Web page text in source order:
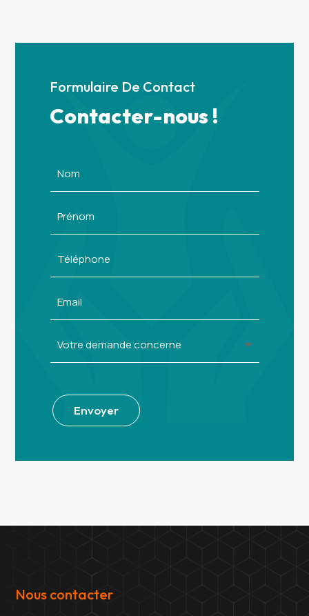
Formulaire De Contact
Contacter-nous !
Envoyer
Nous contacter